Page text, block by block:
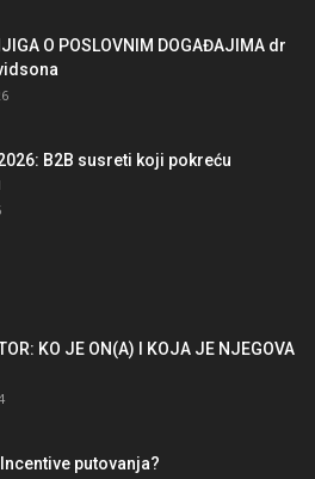
O POSLOVNIM DOGAĐAJIMA dr
B2B susreti koji pokreću
KO JE ON(A) I KOJA JE NJEGOVA
putovanja?